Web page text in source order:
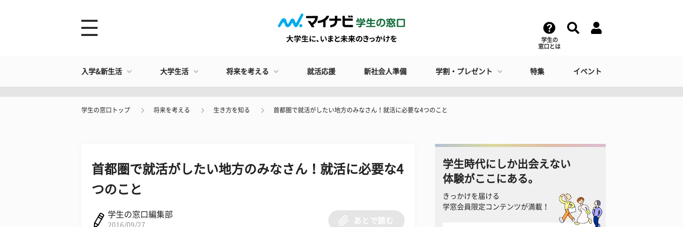
学生の
窓口とは
入学&新生活 大学生活 将来を考える 就活応援 新社会人準備 学割・プレゼント 特集 イベント
学生の窓口トップ 将来を考える 生き方を知る 首都圏で就活がしたい地方のみなさん！就活に必要な4つのこと
首都圏で就活がしたい地方のみなさん！就活に必要な4
つのこと
学生の窓口編集部
2016/09/27
あとで読む
学生時代にしか出会えない
体験がここにある。
きっかけを届ける
学窓会員限定コンテンツが満載！